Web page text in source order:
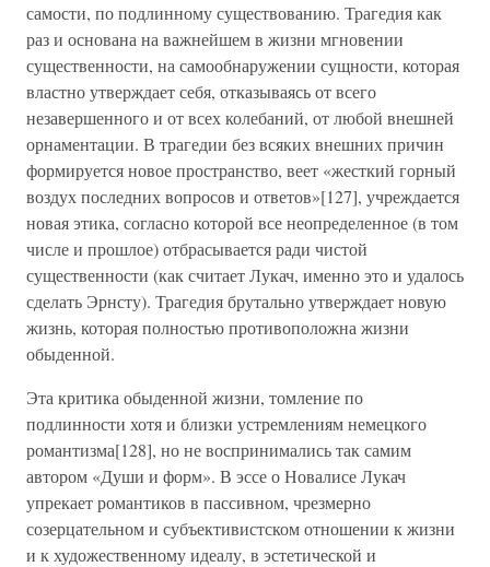
самости, по подлинному существованию. Трагедия как
раз и основана на важнейшем в жизни мгновении
существенности, на самообнаружении сущности, которая
властно утверждает себя, отказываясь от всего
незавершенного и от всех колебаний, от любой внешней
орнаментации. В трагедии без всяких внешних причин
формируется новое пространство, веет «жесткий горный
воздух последних вопросов и ответов»[127], учреждается
новая этика, согласно которой все неопределенное (в том
числе и прошлое) отбрасывается ради чистой
существенности (как считает Лукач, именно это и удалось
сделать Эрнсту). Трагедия брутально утверждает новую
жизнь, которая полностью противоположна жизни
обыденной.
Эта критика обыденной жизни, томление по
подлинности хотя и близки устремлениям немецкого
романтизма[128], но не воспринимались так самим
автором «Души и форм». В эссе о Новалисе Лукач
упрекает романтиков в пассивном, чрезмерно
созерцательном и субъективистском отношении к жизни
и к художественному идеалу, в эстетической и